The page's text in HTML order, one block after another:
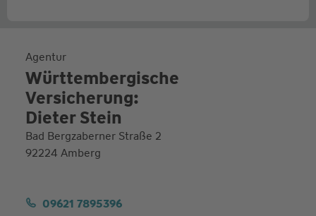
Agentur
Württembergische
Versicherung:
Dieter Stein
Bad Bergzaberner Straße 2
92224 Amberg
09621 7895396